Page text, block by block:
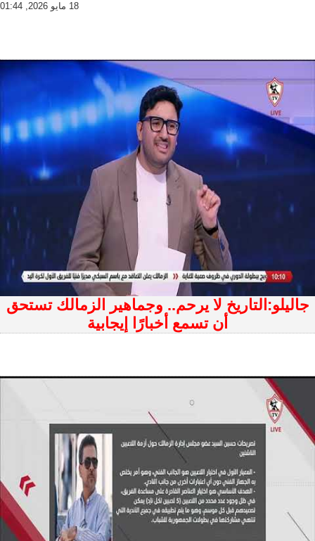
18 مايو 2026, 01:44
جاليلو:التاريخ لا يرحم.. وجماهير الزمالك تستحق
أن تسمع أخبارًا إيجابية